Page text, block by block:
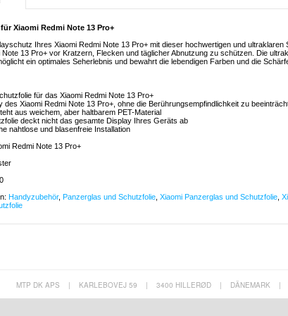
Xiaomi Redmi Note 13 Pro+
Ihres Xiaomi Redmi Note 13 Pro+ mit dieser hochwertigen und ultraklaren
Note 13 Pro+ vor Kratzern, Flecken und täglicher Abnutzung zu schützen. Die
ein optimales Seherlebnis und bewahrt die lebendigen Farben und die
für das Xiaomi Redmi Note 13 Pro+
des Xiaomi Redmi Note 13 Pro+, ohne die Berührungsempfindlichkeit zu
aus weichem, aber haltbarem PET-Material
deckt nicht das gesamte Display Ihres Geräts ab
nahtlose und blasenfreie Installation
Redmi Note 13 Pro+
Handyzubehör, Panzerglas und Schutzfolie Xiaomi Panzerglas und Schutzfolie
MTP DK APS | KARLEBOVEJ 59 | 3400 HILLERØD | DÄNEMARK |